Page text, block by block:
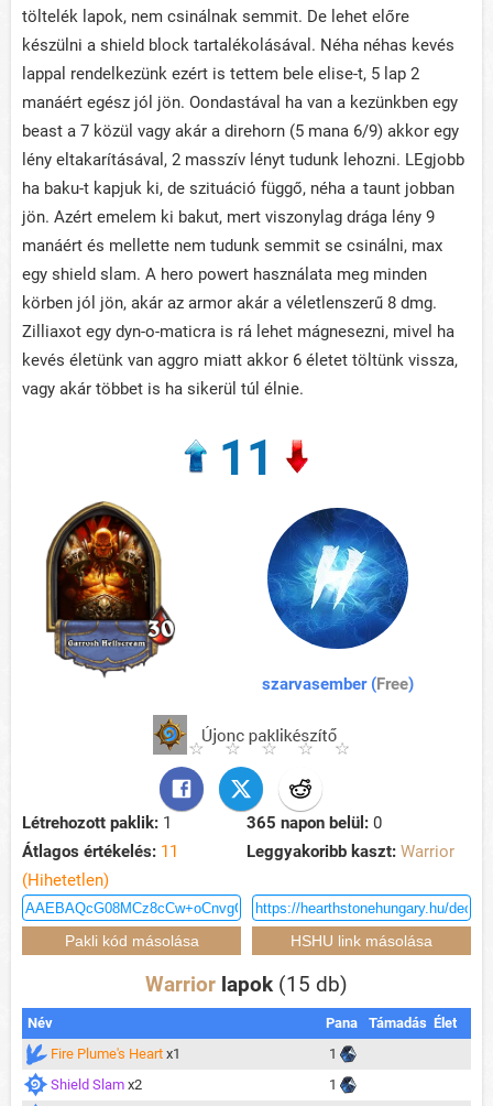
töltelék lapok, nem csinálnak semmit. De lehet előre
készülni a shield block tartalékolásával. Néha néhas kevés
lappal rendelkezünk ezért is tettem bele elise-t, 5 lap 2
manáért egész jól jön. Oondastával ha van a kezünkben egy
beast a 7 közül vagy akár a direhorn (5 mana 6/9) akkor egy
lény eltakarításával, 2 masszív lényt tudunk lehozni. LEgjobb
ha baku-t kapjuk ki, de szituáció függő, néha a taunt jobban
jön. Azért emelem ki bakut, mert viszonylag drága lény 9
manáért és mellette nem tudunk semmit se csinálni, max
egy shield slam. A hero powert használata meg minden
körben jól jön, akár az armor akár a véletlenszerű 8 dmg.
Zilliaxot egy dyn-o-maticra is rá lehet mágnesezni, mivel ha
kevés életünk van aggro miatt akkor 6 életet töltünk vissza,
vagy akár többet is ha sikerül túl élnie.
11
szarvasember (Free)
Létrehozott paklik: 1 365 napon belül: 0
Átlagos értékelés: 11
(Hihetetlen)
Leggyakoribb kaszt: Warrior
Warrior lapok (15 db)
Név Pana Támadás Élet
Fire Plume's Heart x1
1
Shield Slam x2 1